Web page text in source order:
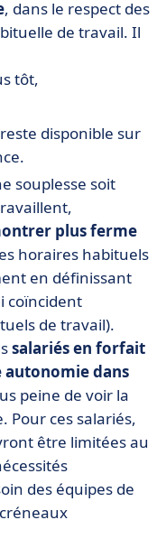
, dans le respect des
de travail. Il
tôt,
disponible sur
souplesse soit
plus ferme
horaires habituels
en définissant
coïncident
de travail).
salariés en forfait
dans
peine de voir la
Pour ces salariés,
être limitées au
des équipes de